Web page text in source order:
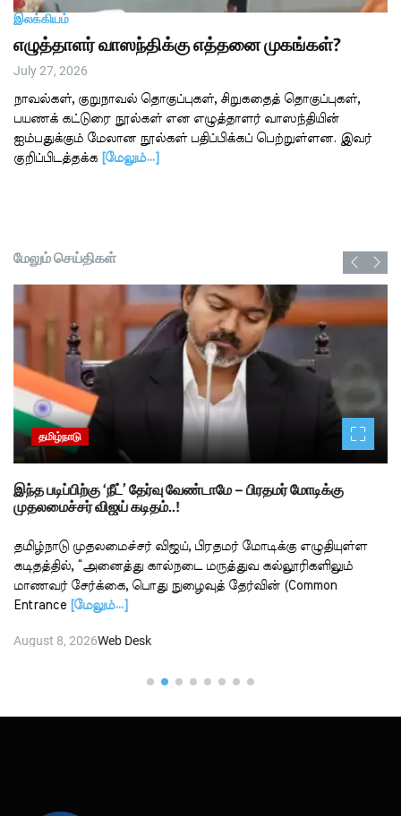
இலக்கியம்
எழுத்தாளர் வாஸந்திக்கு எத்தனை முகங்கள்?
July 27, 2026
நாவல்கள், குறுநாவல் தொகுப்புகள், சிறுகதைத் தொகுப்புகள்,
பயணக் கட்டுரை நூல்கள் என எழுத்தாளர் வாஸந்தியின்
ஐம்பதுக்கும் மேலான நூல்கள் பதிப்பிக்கப் பெற்றுள்ளன. இவர்
குறிப்பிடத்தக்க [மேலும்…]
மேலும் செய்திகள்
தமிழ்நாடு
இந்த படிப்பிற்கு ‘நீட்’ தேர்வு வேண்டாமே – பிரதமர் மோடிக்கு
முதலமைச்சர் விஜய் கடிதம்..!
தமிழ்நாடு முதலமைச்சர் விஜய், பிரதமர் மோடிக்கு எழுதியுள்ள
கடிதத்தில், “அனைத்து கால்நடை மருத்துவ கல்லூரிகளிலும்
மாணவர் சேர்க்கை, பொது நுழைவுத் தேர்வின் (Common
Entrance [மேலும்…]
August 8, 2026Web Desk